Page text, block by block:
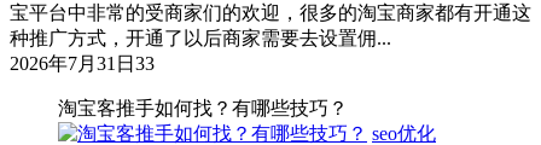
宝平台中非常的受商家们的欢迎，很多的淘宝商家都有开通这
种推广方式，开通了以后商家需要去设置佣...
2026年7月31日 33
淘宝客推手如何找？有哪些技巧？
seo优化